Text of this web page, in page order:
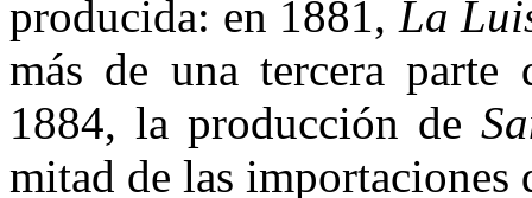
producida: en 1881, La
más de una tercera
1884, la producción de
mitad de las importaciones